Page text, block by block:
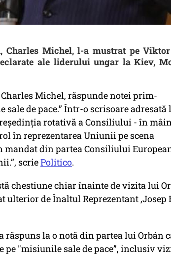
Charles Michel, l-a mustrat pe
ale liderului ungar la Kiev,
Michel, răspunde notei prim-
de pace.” Într-o scrisoare adresată
rotativă a Consiliului - în
în reprezentarea Uniunii pe scena
din partea Consiliului
scriePolitico.
chestiune chiar înainte de vizita lui
ulterior de Înaltul Reprezentant ,Josep
răspuns la o notă din partea lui Orbán
pe "misiunile sale de pace”, inclusiv